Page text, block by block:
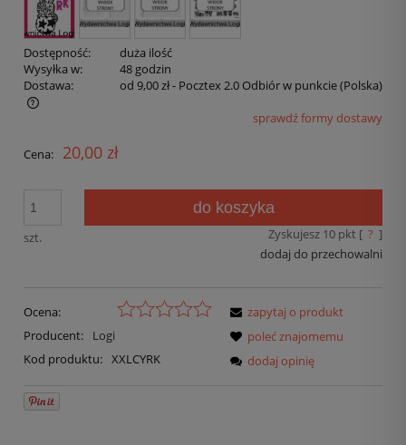
Dostępność:
duża ilość
Wysyłka w:
48 godzin
Dostawa:
od 9,00 zł- Pocztex 2.0 Odbiór w punkcie(Polska)
sprawdź formy dostawy
Cena: 20,00 zł
szt.
do koszyka
Zyskujesz 10pkt [ ? ]
dodaj do przechowalni
Ocena:
Producent:
Logi
Kod produktu: XXLCYRK
zapytaj o produkt
poleć znajomemu
dodaj opinię